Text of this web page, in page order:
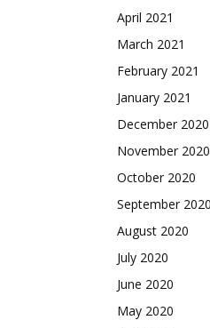
April 2021
March 2021
February 2021
January 2021
December 2020
November 2020
October 2020
September 2020
August 2020
July 2020
June 2020
May 2020